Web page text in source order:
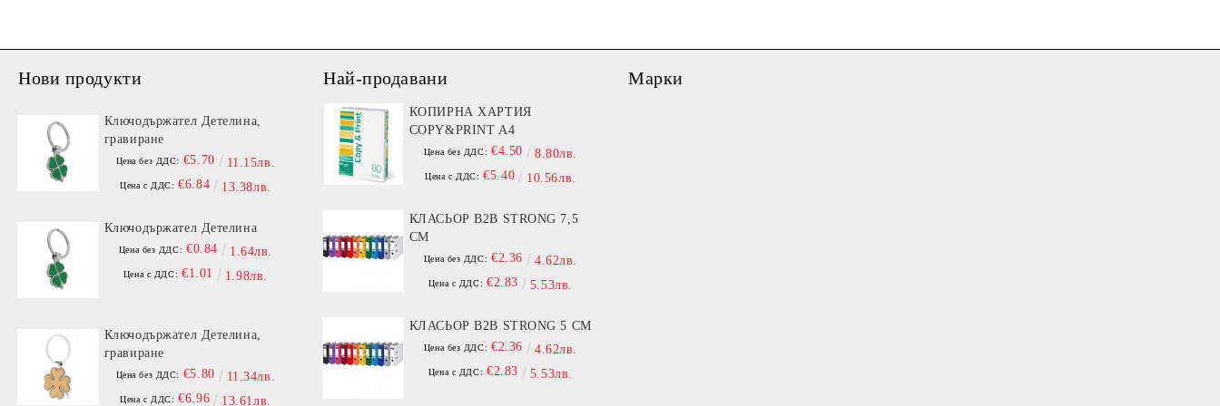
Нови продукти
Ключодържател Детелина,
гравиране
Цена без ДДС: €5.70 11.15лв.
Цена с ДДС: €6.84 13.38лв.
Ключодържател Детелина
Цена без ДДС: €0.84 1.64лв.
Цена с ДДС: €1.01 1.98лв.
Ключодържател Детелина,
гравиране
Цена без ДДС: €5.80 11.34лв.
Цена с ДДС: €6.96 13.61лв.
Най-продавани
КОПИРНА ХАРТИЯ
COPY&PRINT A4
Цена без ДДС: €4.50 8.80лв.
Цена с ДДС: €5.40 10.56лв.
КЛАСЬОР B2B STRONG 7,5
СМ
Цена без ДДС: €2.36 4.62лв.
Цена с ДДС: €2.83 5.53лв.
КЛАСЬОР B2B STRONG 5 СМ
Цена без ДДС: €2.36 4.62лв.
Цена с ДДС: €2.83 5.53лв.
Марки